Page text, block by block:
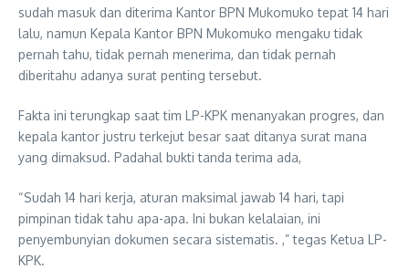
sudah masuk dan diterima Kantor BPN Mukomuko tepat 14 hari
lalu, namun Kepala Kantor BPN Mukomuko mengaku tidak
pernah tahu, tidak pernah menerima, dan tidak pernah
diberitahu adanya surat penting tersebut.
Fakta ini terungkap saat tim LP-KPK menanyakan progres, dan
kepala kantor justru terkejut besar saat ditanya surat mana
yang dimaksud. Padahal bukti tanda terima ada,
“Sudah 14 hari kerja, aturan maksimal jawab 14 hari, tapi
pimpinan tidak tahu apa-apa. Ini bukan kelalaian, ini
penyembunyian dokumen secara sistematis. ,” tegas Ketua LP-
KPK.